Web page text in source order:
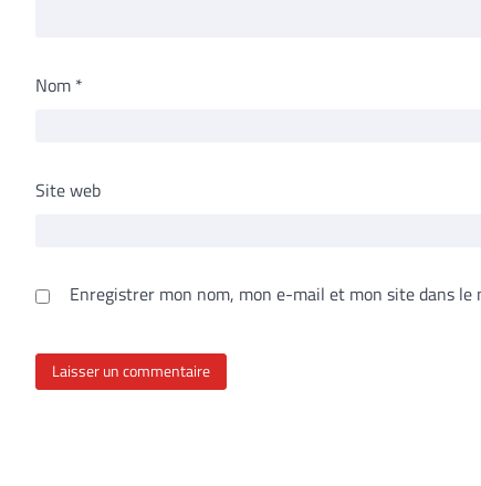
Nom *
Site web
Enregistrer mon nom, mon e-mail et mon site dans